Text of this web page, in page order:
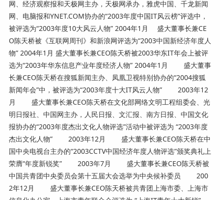
网、经济观察报和天极网主办，天极网承办，雅虎中国、千龙新闻
网、电脑报和YNET.COM协办的“2003年度中国IT风云榜”评选中，
被评选为“2003年度10大风云人物” 2004年1月 盛大董事长兼CE
O陈天桥被《互联网周刊》和新浪网评选为“2003中国新经济年度人
物” 2004年1月 盛大董事长兼CEO陈天桥被2003华东IT年会上被评
选为“2003年华东信息产业年度经济人物” 2004年1月 盛大董事
长兼CEO陈天桥在搜狐新闻主办、凤凰卫视特别协办的“2004搜狐
新闻年会”中，被评选为“2003年度十大IT风云人物” 2003年12
月 盛大董事长兼CEO陈天桥在文化部网络文明工程组委会、光
明日报社、中国网主办，人民日报、文汇报、南方日报、中国文化
报协办的“2003年度杰出文化人物评选”活动中被评选为 “2003年度
杰出文化人物” 2003年12月 盛大董事长兼CEO陈天桥在中
国中央电视台主办的“2003CCTV中国经济年度人物评选”颁奖典礼上
荣膺“年度新锐奖” 2003年7月 盛大董事长兼CEO陈天桥被
中国共青团中央委员会第十五届大会选举为中央候补委员 200
2年12月 盛大董事长兼CEO陈天桥被共青团上海市委、上海市